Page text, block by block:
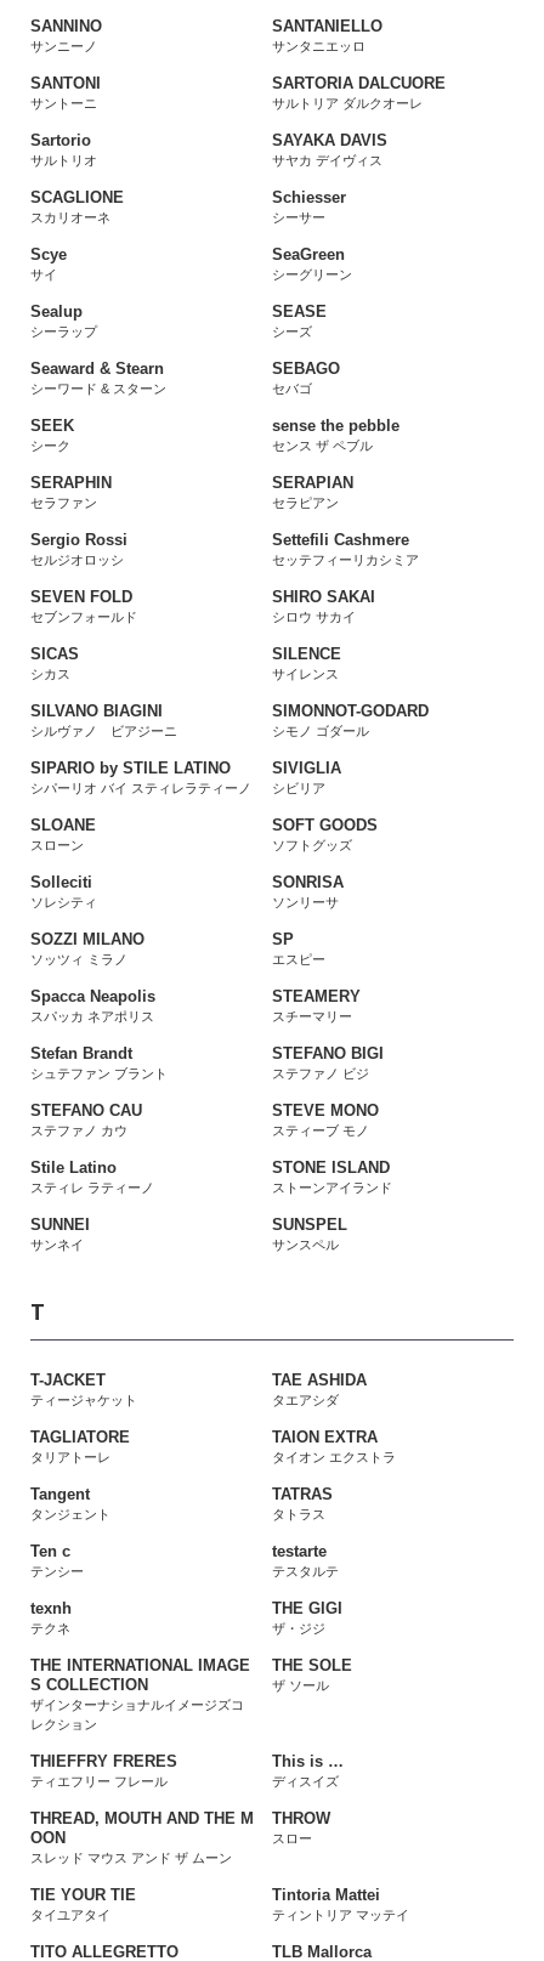
SANNINO
サンニーノ
SANTANIELLO
サンタニエッロ
SANTONI
サントーニ
SARTORIA DALCUORE
サルトリア ダルクオーレ
Sartorio
サルトリオ
SAYAKA DAVIS
サヤカ デイヴィス
SCAGLIONE
スカリオーネ
Schiesser
シーサー
Scye
サイ
SeaGreen
シーグリーン
Sealup
シーラップ
SEASE
シーズ
Seaward & Stearn
シーワード & スターン
SEBAGO
セバゴ
SEEK
シーク
sense the pebble
センス ザ ペブル
SERAPHIN
セラファン
SERAPIAN
セラピアン
Sergio Rossi
セルジオロッシ
Settefili Cashmere
セッテフィーリカシミア
SEVEN FOLD
セブンフォールド
SHIRO SAKAI
シロウ サカイ
SICAS
シカス
SILENCE
サイレンス
SILVANO BIAGINI
シルヴァノ ビアジーニ
SIMONNOT-GODARD
シモノ ゴダール
SIPARIO by STILE LATINO
シパーリオ バイ スティレラティーノ
SIVIGLIA
シビリア
SLOANE
スローン
SOFT GOODS
ソフトグッズ
Solleciti
ソレシティ
SONRISA
ソンリーサ
SOZZI MILANO
ソッツィ ミラノ
SP
エスピー
Spacca Neapolis
スパッカ ネアポリス
STEAMERY
スチーマリー
Stefan Brandt
シュテファン ブラント
STEFANO BIGI
ステファノ ビジ
STEFANO CAU
ステファノ カウ
STEVE MONO
スティーブ モノ
Stile Latino
スティレ ラティーノ
STONE ISLAND
ストーンアイランド
SUNNEI
サンネイ
SUNSPEL
サンスペル
T
T-JACKET
ティージャケット
TAE ASHIDA
タエアシダ
TAGLIATORE
タリアトーレ
TAION EXTRA
タイオン エクストラ
Tangent
タンジェント
TATRAS
タトラス
Ten c
テンシー
testarte
テスタルテ
texnh
テクネ
THE GIGI
ザ・ジジ
THE INTERNATIONAL IMAGE
S COLLECTION
ザインターナショナルイメージズコ
レクション
THE SOLE
ザ ソール
THIEFFRY FRERES
ティエフリー フレール
This is …
ディスイズ
THREAD, MOUTH AND THE M
OON
スレッド マウス アンド ザ ムーン
THROW
スロー
TIE YOUR TIE
タイユアタイ
Tintoria Mattei
ティントリア マッテイ
TITO ALLEGRETTO TLB Mallorca